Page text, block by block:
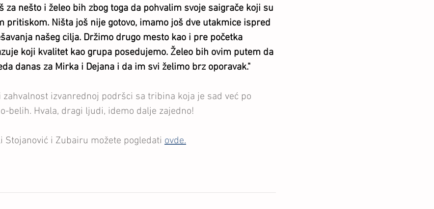
za nešto i želeo bih zbog toga da pohvalim svoje saigrače koji su
pritiskom. Ništa još nije gotovo, imamo još dve utakmice ispred
našeg cilja. Držimo drugo mesto kao i pre početka
koji kvalitet kao grupa posedujemo. Želeo bih ovim putem da
danas za Mirka i Dejana i da im svi želimo brz oporavak."
zahvalnost izvanrednoj podršci sa tribina koja je sad već po
belih. Hvala, dragi ljudi, idemo dalje zajedno!
Stojanović i Zubairu možete pogledati ovde.